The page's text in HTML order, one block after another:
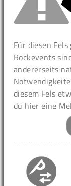
Für diesen
Rockevents
andererseits
diesem Fels
du hier eine